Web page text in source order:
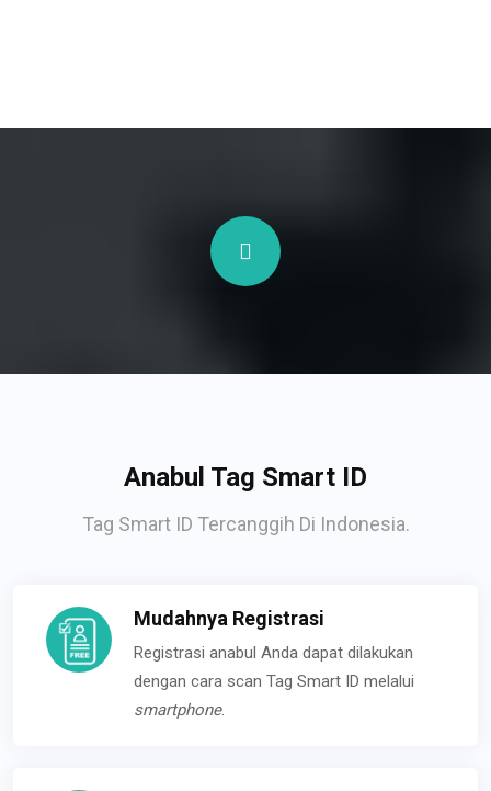
Anabul Tag Smart ID
Tag Smart ID Tercanggih Di Indonesia.
Mudahnya Registrasi
Registrasi anabul Anda dapat dilakukan
dengan cara scan Tag Smart ID melalui
smartphone.